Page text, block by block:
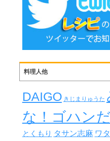
料理人他
DAIGO きじまりゅうた
な！ゴハン
とくもり タサン志麻 ワ